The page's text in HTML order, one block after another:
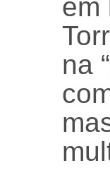
em
na